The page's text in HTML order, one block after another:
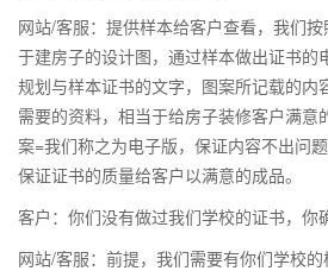
网站/客服：提供样本给客户查看，我们
于建房子的设计图，通过样本做出证书的
规划与样本证书的文字，图案所记载的内
需要的资料，相当于给房子装修客户满意
案=我们称之为电子版，保证内容不出问
保证证书的质量给客户以满意的成品。
客户：你们没有做过我们学校的证书，你
网站/客服：前提，我们需要有你们学校